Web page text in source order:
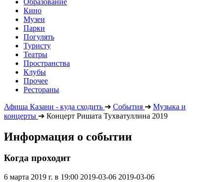
Кино
Музеи
Парки
Погулять
Туристу
Театры
Пространства
Клубы
Прочее
Рестораны
Афиша Казани - куда сходить ➔ События ➔ Музыка и
концерты ➔ Концерт Ришата Тухватуллина 2019
Информация о событии
Когда проходит
6 марта 2019 г. в 19:00 2019-03-06 2019-03-06